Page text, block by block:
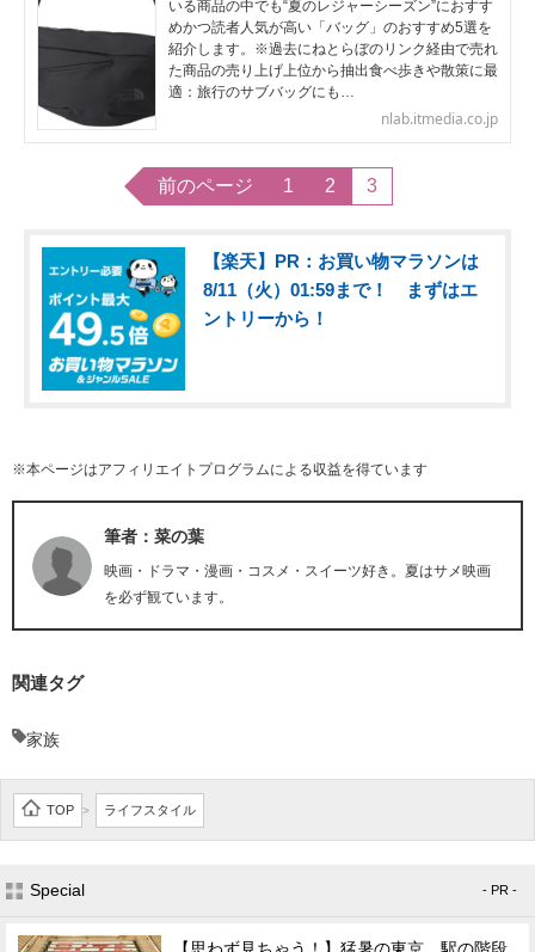
いる商品の中でも“夏のレジャーシーズン”におすす
めかつ読者人気が高い「バッグ」のおすすめ5選を
紹介します。※過去にねとらぼのリンク経由で売れ
た商品の売り上げ上位から抽出食べ歩きや散策に最
適：旅行のサブバッグにも…
nlab.itmedia.co.jp
前のページ 1 2 3
【楽天】PR：お買い物マラソンは
8/11（火）01:59まで！ まずはエ
ントリーから！
※本ページはアフィリエイトプログラムによる収益を得ています
筆者：菜の葉
映画・ドラマ・漫画・コスメ・スイーツ好き。夏はサメ映画
を必ず観ています。
関連タグ
家族
TOP > ライフスタイル
Special - PR -